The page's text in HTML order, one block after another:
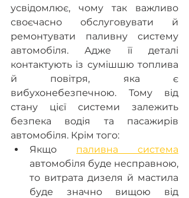
усвідомлює, чому так важливо
своєчасно обслуговувати й
ремонтувати паливну систему
автомобіля. Адже її деталі
контактують із сумішшю топлива
й повітря, яка є
вибухонебезпечною. Тому від
стану цієї системи залежить
безпека водія та пасажирів
автомобіля. Крім того:
Якщо паливна система
автомобіля буде несправною,
то витрата дизеля й мастила
буде значно вищою від